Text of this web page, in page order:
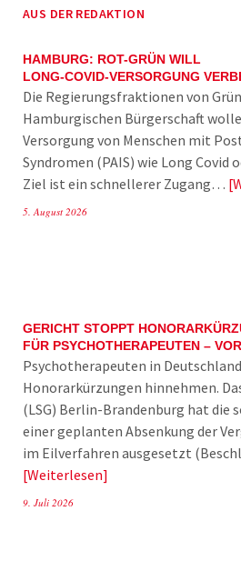
AUS DER REDAKTION
HAMBURG: ROT-GRÜN WILL
LONG-COVID-VERSORGUNG
Die Regierungsfraktionen von
Hamburgischen Bürgerschaft
Versorgung von Menschen mit
Syndromen (PAIS) wie Long Covid
Ziel ist ein schnellerer Zugang…
5. August 2026
GERICHT STOPPT
FÜR PSYCHOTHERAPEUTEN –
Psychotherapeuten in
Honorarkürzungen hinnehmen.
(LSG) Berlin-Brandenburg hat die
einer geplanten Absenkung der
im Eilverfahren ausgesetzt
Weiterlesen
9. Juli 2026